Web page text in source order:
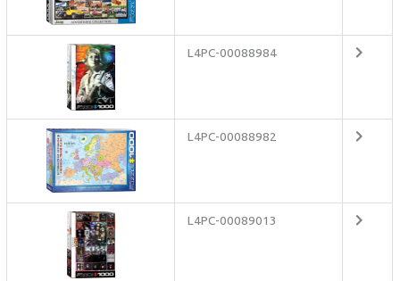
L4PC-00088984
L4PC-00088982
L4PC-00089013